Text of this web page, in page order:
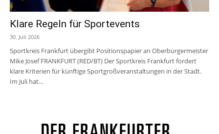
Klare Regeln für Sportevents
30. Juli 2026
Sportkreis Frankfurt übergibt Positionspapier an Oberbürgermeister
Mike Josef FRANKFURT (RED/BT) Der Sportkreis Frankfurt fordert
klare Kriterien für künftige Sportgroßveranstaltungen in der Stadt.
Im Juli hat...